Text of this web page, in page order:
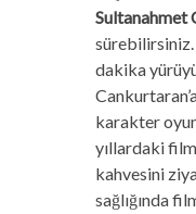
Sultanahmet
dakika
karakter
yıllardaki
kahvesini
sağlığında